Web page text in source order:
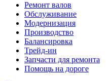
Ремонт валов
Обслуживание
Модернизация
Производство
Балансировка
Трейд-ин
Запчасти для ремонта
Помощь на дороге